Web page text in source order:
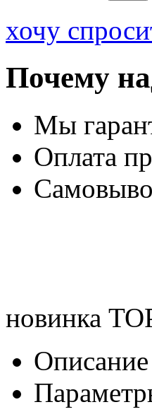
хочу
Почему
Мы
Оплата
новинка
Описание